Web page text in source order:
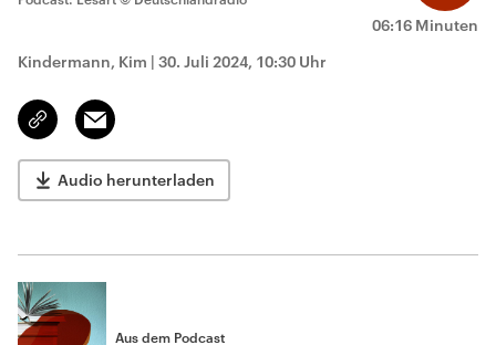
06:16 Minuten
Kindermann, Kim | 30. Juli 2024, 10:30 Uhr
Link
kopieren/teilen
Email
Audio herunterladen
Aus dem Podcast